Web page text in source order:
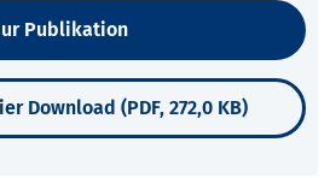
Publikation
Download (PDF, 272,0 KB)